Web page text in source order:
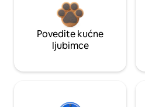
Povedite kućne
ljubimce